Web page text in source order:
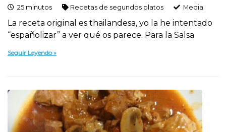
25 minutos Recetas de segundos platos Media
La receta original es thailandesa, yo la he intentado
“españolizar” a ver qué os parece. Para la Salsa
Seguir Leyendo